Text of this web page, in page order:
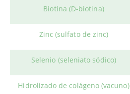
Biotina (D-biotina)
Zinc (sulfato de zinc)
Selenio (seleniato sódico)
Hidrolizado de colágeno (vacuno)